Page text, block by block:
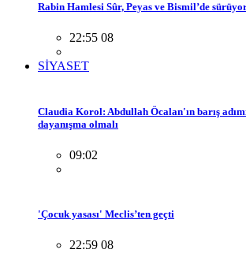
Rabin Hamlesi Sûr, Peyas ve Bismil’de
22:55 08
SİYASET
Claudia Korol: Abdullah Öcalan'ın barış
dayanışma olmalı
09:02
'Çocuk yasası' Meclis’ten geçti
22:59 08